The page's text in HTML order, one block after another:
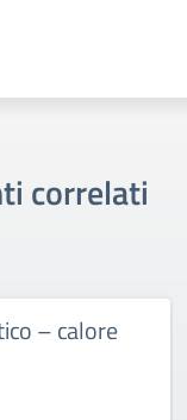
correlati
– calore